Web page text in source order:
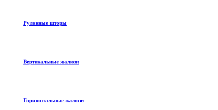
Рулонные шторы
Вертикальные жалюзи
Горизонтальные жалюзи